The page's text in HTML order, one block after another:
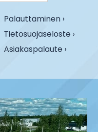
Palauttaminen ›
Tietosuojaseloste ›
Asiakaspalaute ›